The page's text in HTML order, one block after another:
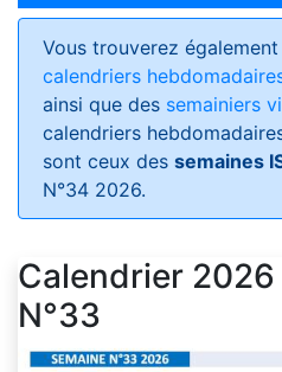
Vous trouverez
calendriers
ainsi que des semainiers
calendriers
sont ceux des semaines
N°34 2026.
Calendrier
N°33